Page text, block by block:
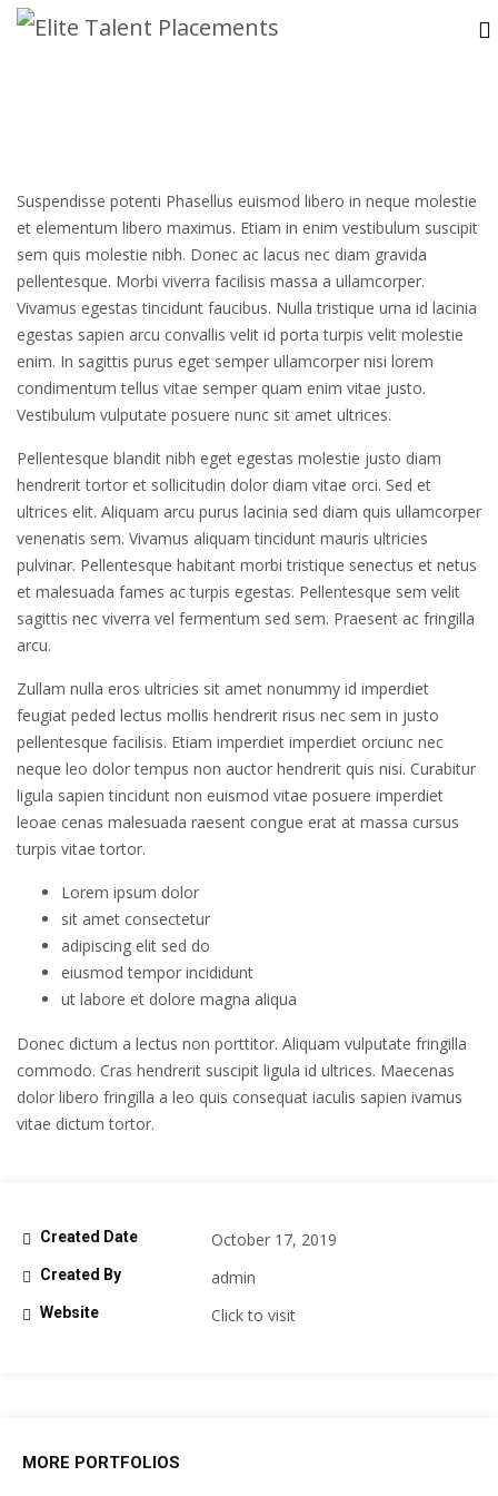
Suspendisse potenti Phasellus euismod libero in neque molestie
et elementum libero maximus. Etiam in enim vestibulum suscipit
sem quis molestie nibh. Donec ac lacus nec diam gravida
pellentesque. Morbi viverra facilisis massa a ullamcorper.
Vivamus egestas tincidunt faucibus. Nulla tristique urna id lacinia
egestas sapien arcu convallis velit id porta turpis velit molestie
enim. In sagittis purus eget semper ullamcorper nisi lorem
condimentum tellus vitae semper quam enim vitae justo.
Vestibulum vulputate posuere nunc sit amet ultrices.
Pellentesque blandit nibh eget egestas molestie justo diam
hendrerit tortor et sollicitudin dolor diam vitae orci. Sed et
ultrices elit. Aliquam arcu purus lacinia sed diam quis ullamcorper
venenatis sem. Vivamus aliquam tincidunt mauris ultricies
pulvinar. Pellentesque habitant morbi tristique senectus et netus
et malesuada fames ac turpis egestas. Pellentesque sem velit
sagittis nec viverra vel fermentum sed sem. Praesent ac fringilla
arcu.
Zullam nulla eros ultricies sit amet nonummy id imperdiet
feugiat peded lectus mollis hendrerit risus nec sem in justo
pellentesque facilisis. Etiam imperdiet imperdiet orciunc nec
neque leo dolor tempus non auctor hendrerit quis nisi. Curabitur
ligula sapien tincidunt non euismod vitae posuere imperdiet
leoae cenas malesuada raesent congue erat at massa cursus
turpis vitae tortor.
Lorem ipsum dolor
sit amet consectetur
adipiscing elit sed do
eiusmod tempor incididunt
ut labore et dolore magna aliqua
Donec dictum a lectus non porttitor. Aliquam vulputate fringilla
commodo. Cras hendrerit suscipit ligula id ultrices. Maecenas
dolor libero fringilla a leo quis consequat iaculis sapien ivamus
vitae dictum tortor.
Created Date October 17, 2019
Created By admin
Website Click to visit
MORE PORTFOLIOS